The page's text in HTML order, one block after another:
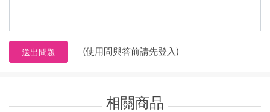
送出問題 (使用問與答前請先登入)
相關商品